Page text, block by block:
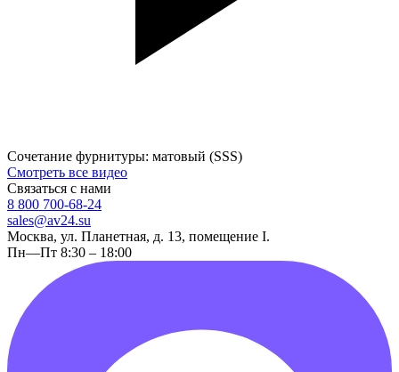
Сочетание фурнитуры: матовый (SSS)
Смотреть все видео
Связаться с нами
8 800 700-68-24
sales@av24.su
Москва, ул. Планетная, д. 13, помещение I.
Пн—Пт 8:30 – 18:00